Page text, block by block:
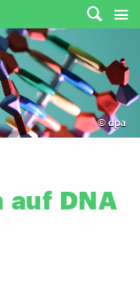
© dpa
auf DNA